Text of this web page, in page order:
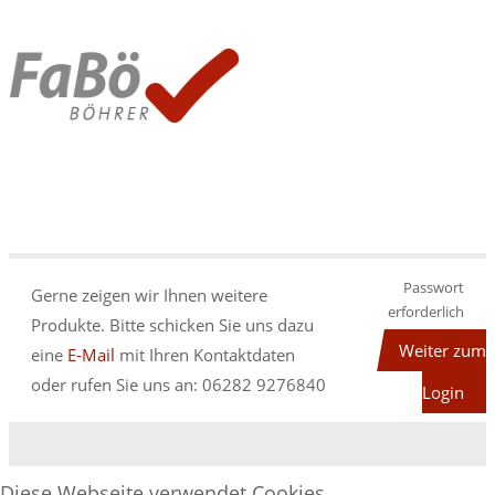
Passwort
erforderlich
Weiter zum
Login
Gerne zeigen wir Ihnen weitere
Produkte. Bitte schicken Sie uns dazu
eine E-Mail mit Ihren Kontaktdaten
oder rufen Sie uns an: 06282 9276840